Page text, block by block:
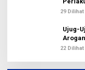
29 Dilihat
Ujug-
22 Dilihat